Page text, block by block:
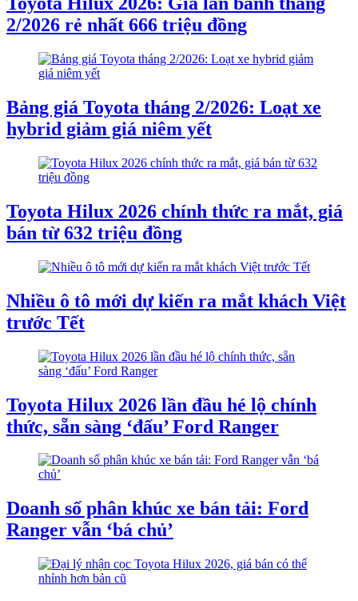
2/2026 rẻ nhất 666 triệu đồng
Bảng giá Toyota tháng 2/2026: Loạt xe
hybrid giảm giá niêm yết
Toyota Hilux 2026 chính thức ra mắt, giá
bán từ 632 triệu đồng
Nhiều ô tô mới dự kiến ra mắt khách Việt
trước Tết
Toyota Hilux 2026 lần đầu hé lộ chính
thức, sẵn sàng ‘đấu’ Ford Ranger
Doanh số phân khúc xe bán tải: Ford
Ranger vẫn ‘bá chủ’